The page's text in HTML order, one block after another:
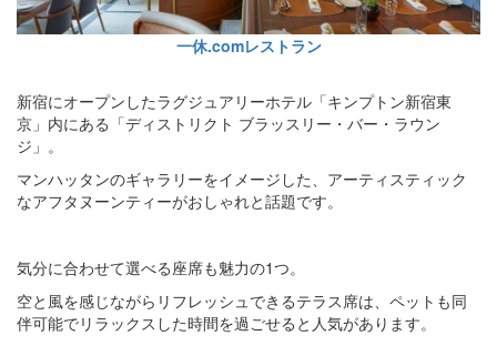
一休.comレストラン
新宿にオープンしたラグジュアリーホテル「キンプトン新宿東
京」内にある「ディストリクト ブラッスリー・バー・ラウン
ジ」。
マンハッタンのギャラリーをイメージした、アーティスティック
なアフタヌーンティーがおしゃれと話題です。
気分に合わせて選べる座席も魅力の1つ。
空と風を感じながらリフレッシュできるテラス席は、ペットも同
伴可能でリラックスした時間を過ごせると人気があります。